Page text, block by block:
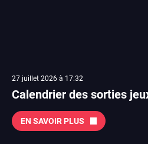
27 juillet 2026 à 17:32
Calendrier des sorties
EN SAVOIR PLUS